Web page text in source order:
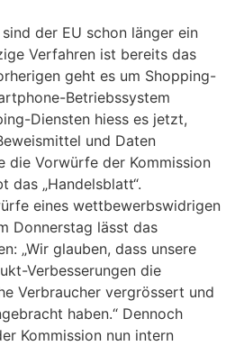
der EU schon länger ein
Verfahren ist bereits das
geht es um Shopping-
Betriebssystem
Diensten hiess es jetzt,
und Daten
die Vorwürfe der Kommission
das „Handelsblatt“.
eines wettbewerbswidrigen
Donnerstag lässt das
„Wir glauben, dass unsere
Verbesserungen die
Verbraucher vergrössert und
haben.“ Dennoch
Kommission nun intern